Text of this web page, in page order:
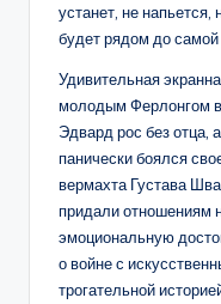
устанет, не
будет рядом до
Удивительная
молодым Ферлонгом
Эдвард рос без отца,
панически боялся
вермахта Густава
придали отношениям
эмоциональную
о войне с
трогательной